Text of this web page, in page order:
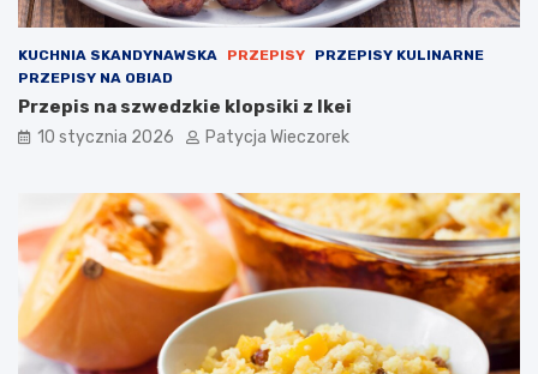
KUCHNIA SKANDYNAWSKA PRZEPISY
PRZEPISY KULINARNE
PRZEPISY NA OBIAD
Przepis na szwedzkie klopsiki z Ikei
10 stycznia 2026 Patycja Wieczorek